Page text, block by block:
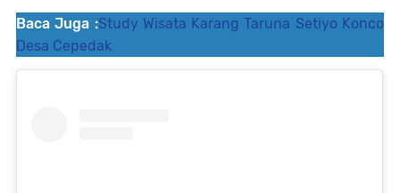
Baca Juga :Study Wisata Karang Taruna Setiyo Konco
Desa Cepedak